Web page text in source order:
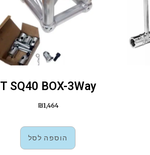
T SQ40 BOX-3Way
₪1,464
הוספה לסל